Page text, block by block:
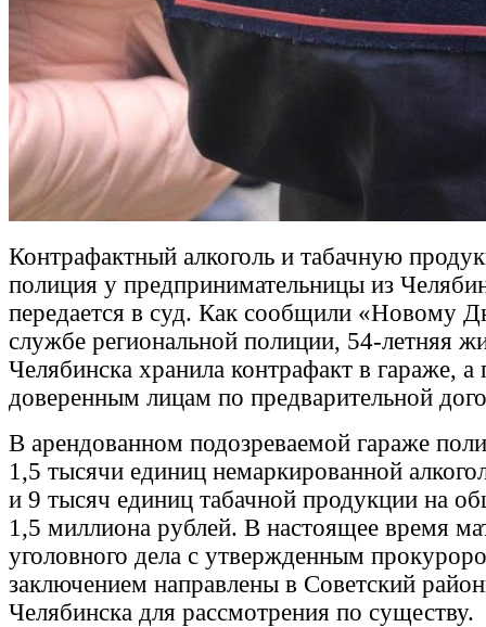
Контрафактный алкоголь и табачную
полиция у предпринимательницы из
передается в суд. Как сообщили «Новому
службе региональной полиции, 54-летняя
Челябинска хранила контрафакт в гараже, а
доверенным лицам по предварительной
В арендованном подозреваемой гараже
1,5 тысячи единиц немаркированной
и 9 тысяч единиц табачной продукции на
1,5 миллиона рублей. В настоящее время
уголовного дела с утвержденным
заключением направлены в Советский
Челябинска для рассмотрения по существу.